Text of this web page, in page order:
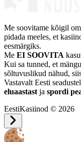
Me soovitame kõigil
pidada meeles, et
eesmärgiks.
Me EI SOOVITA
Kui sa tunned, et
sõltuvuslikud nähud,
Vastavalt Eesti
eluaastast ja spordi
EestiKasiinod © 2026